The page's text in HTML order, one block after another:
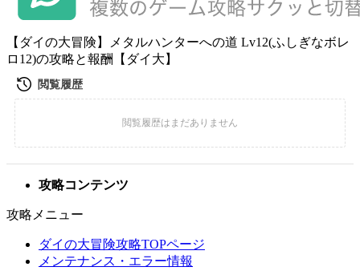
【ダイの大冒険】メタルハンターへの道 Lv12(ふしぎなボレ
ロ12)の攻略と報酬【ダイ大】
攻略コンテンツ
攻略メニュー
ダイの大冒険攻略TOPページ
メンテナンス・エラー情報